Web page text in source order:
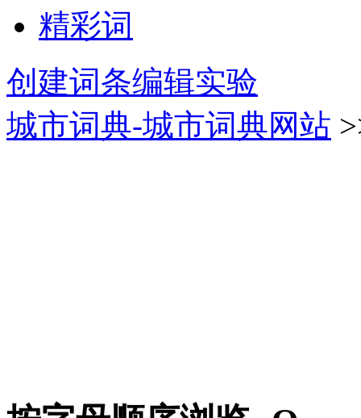
精彩词
创建词条编辑实验
城市词典-城市词典网站